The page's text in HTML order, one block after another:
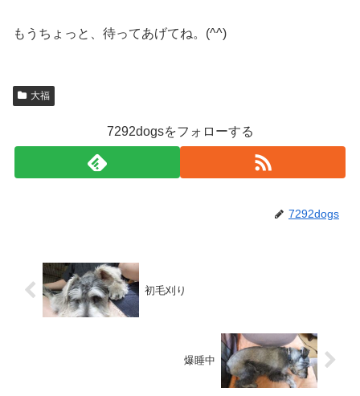
もうちょっと、待ってあげてね。(^^)
大福
7292dogsをフォローする
7292dogs
初毛刈り
爆睡中